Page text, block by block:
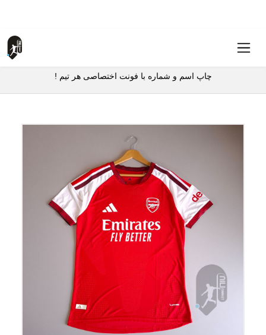
چاپ اسم و شماره با فونت اختصاصی هر تیم !